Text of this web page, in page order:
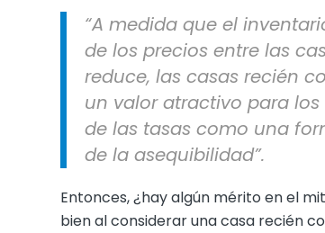
“A medida que el
de los precios entre las
reduce, las casas recién
un valor atractivo para
de las tasas como una
de la asequibilidad”.
Entonces, ¿hay algún mérito en el
bien al considerar una casa recién